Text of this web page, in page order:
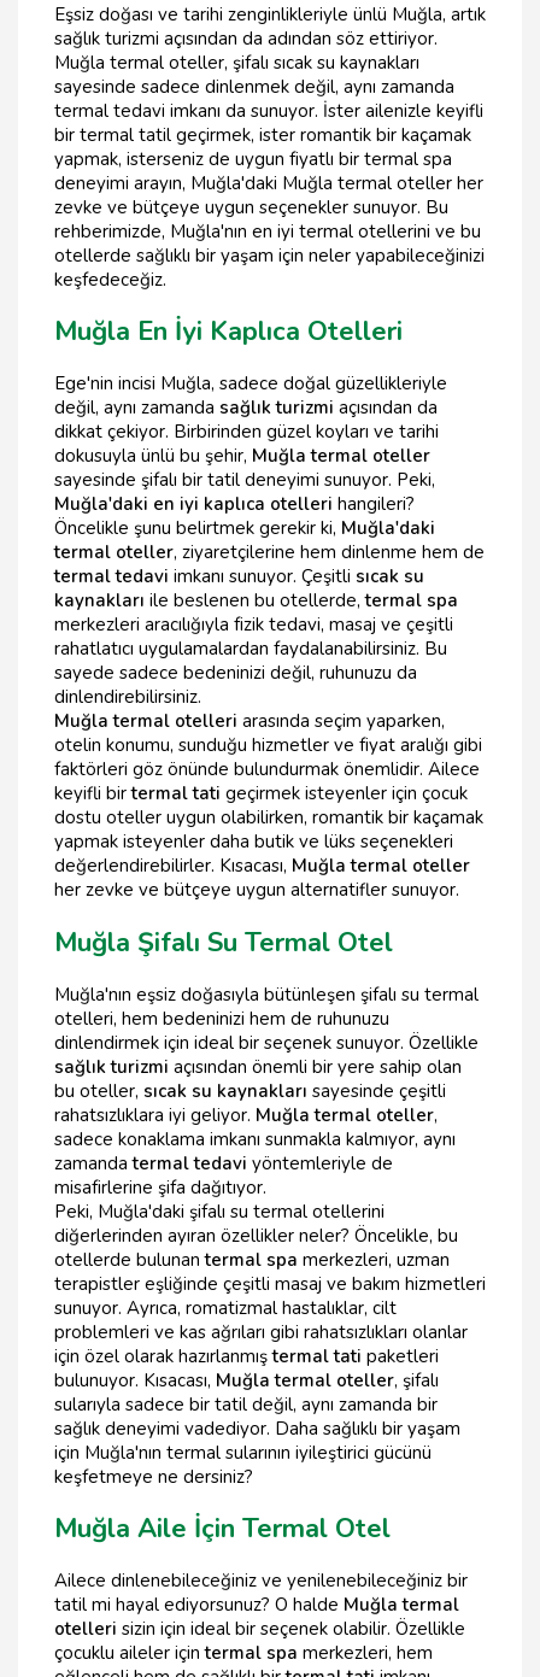
Eşsiz doğası ve tarihi zenginlikleriyle ünlü Muğla, artık
sağlık turizmi açısından da adından söz ettiriyor.
Muğla termal oteller, şifalı sıcak su kaynakları
sayesinde sadece dinlenmek değil, aynı zamanda
termal tedavi imkanı da sunuyor. İster ailenizle keyifli
bir termal tatil geçirmek, ister romantik bir kaçamak
yapmak, isterseniz de uygun fiyatlı bir termal spa
deneyimi arayın, Muğla'daki Muğla termal oteller her
zevke ve bütçeye uygun seçenekler sunuyor. Bu
rehberimizde, Muğla'nın en iyi termal otellerini ve bu
otellerde sağlıklı bir yaşam için neler yapabileceğinizi
keşfedeceğiz.
Muğla En İyi Kaplıca Otelleri
Ege'nin incisi Muğla, sadece doğal güzellikleriyle
değil, aynı zamanda sağlık turizmi açısından da
dikkat çekiyor. Birbirinden güzel koyları ve tarihi
dokusuyla ünlü bu şehir, Muğla termal oteller
sayesinde şifalı bir tatil deneyimi sunuyor. Peki,
Muğla'daki en iyi kaplıca otelleri hangileri?
Öncelikle şunu belirtmek gerekir ki, Muğla'daki
termal oteller, ziyaretçilerine hem dinlenme hem de
termal tedavi imkanı sunuyor. Çeşitli sıcak su
kaynakları ile beslenen bu otellerde,termal spa
merkezleri aracılığıyla fizik tedavi, masaj ve çeşitli
rahatlatıcı uygulamalardan faydalanabilirsiniz. Bu
sayede sadece bedeninizi değil, ruhunuzu da
dinlendirebilirsiniz.
Muğla termal otelleri arasında seçim yaparken,
otelin konumu, sunduğu hizmetler ve fiyat aralığı gibi
faktörleri göz önünde bulundurmak önemlidir. Ailece
keyifli birtermal tati geçirmek isteyenler için çocuk
dostu oteller uygun olabilirken, romantik bir kaçamak
yapmak isteyenler daha butik ve lüks seçenekleri
değerlendirebilirler. Kısacası, Muğla termal oteller
her zevke ve bütçeye uygun alternatifler sunuyor.
Muğla Şifalı Su Termal Otel
Muğla'nın eşsiz doğasıyla bütünleşen şifalı su termal
otelleri, hem bedeninizi hem de ruhunuzu
dinlendirmek için ideal bir seçenek sunuyor. Özellikle
sağlık turizmi açısından önemli bir yere sahip olan
bu oteller, sıcak su kaynakları sayesinde çeşitli
rahatsızlıklara iyi geliyor. Muğla termal oteller,
sadece konaklama imkanı sunmakla kalmıyor, aynı
zamandatermal tedavi yöntemleriyle de
misafirlerine şifa dağıtıyor.
Peki, Muğla'daki şifalı su termal otellerini
diğerlerinden ayıran özellikler neler? Öncelikle, bu
otellerde bulunantermal spa merkezleri, uzman
terapistler eşliğinde çeşitli masaj ve bakım hizmetleri
sunuyor. Ayrıca, romatizmal hastalıklar, cilt
problemleri ve kas ağrıları gibi rahatsızlıkları olanlar
için özel olarak hazırlanmıştermal tati paketleri
bulunuyor. Kısacası, Muğla termal oteller, şifalı
sularıyla sadece bir tatil değil, aynı zamanda bir
sağlık deneyimi vadediyor. Daha sağlıklı bir yaşam
için Muğla'nın termal sularının iyileştirici gücünü
keşfetmeye ne dersiniz?
Muğla Aile İçin Termal Otel
Ailece dinlenebileceğiniz ve yenilenebileceğiniz bir
tatil mi hayal ediyorsunuz? O halde Muğla termal
otelleri sizin için ideal bir seçenek olabilir. Özellikle
çocuklu aileler içintermal spa merkezleri, hem